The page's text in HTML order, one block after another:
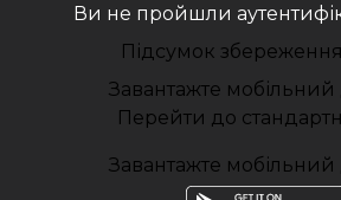
Ви не пройшли
Підсумок
Завантажте мобільний
Перейти до
Завантажте мобільний